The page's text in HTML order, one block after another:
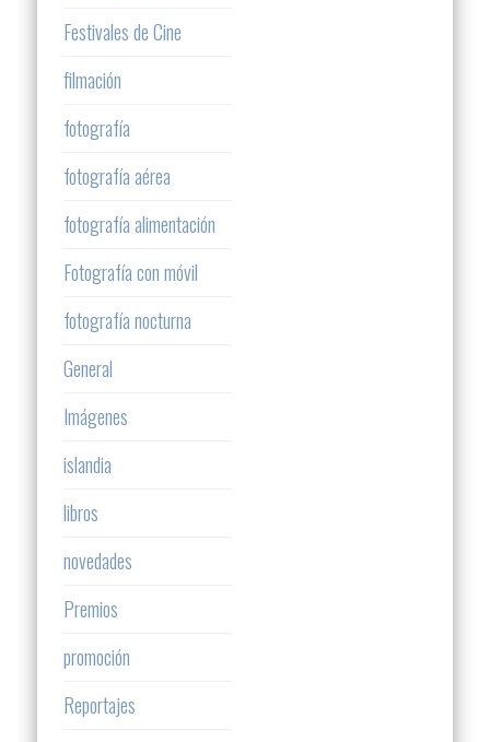
Festivales de Cine
filmación
fotografía
fotografía aérea
fotografía alimentación
Fotografía con móvil
fotografía nocturna
General
Imágenes
islandia
libros
novedades
Premios
promoción
Reportajes